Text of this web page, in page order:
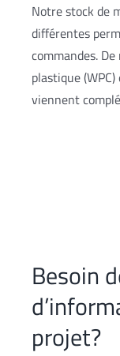
Notre stock de
différentes
commandes.
plastique
viennent
Besoin
projet?